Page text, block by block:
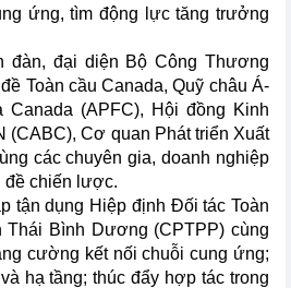
ứng, tìm động lực tăng trưởng
đàn, đại diện Bộ Công Thương
Toàn cầu Canada, Quỹ châu Á-
(APFC), Hội đồng Kinh
(CABC), Cơ quan Phát triển Xuất
các chuyên gia, doanh nghiệp
đề chiến lược.
tận dụng Hiệp định Đối tác Toàn
Thái Bình Dương (CPTPP) cùng
cường kết nối chuỗi cung ứng;
hạ tầng; thúc đẩy hợp tác trong